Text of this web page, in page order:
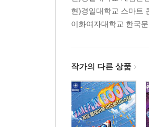
5부 외설/ 검열/ 탈주
손진원
TV 애니메이션 속 ‘일본색
송효정
현)경일대학교 스마트
이화여자대학교 한국
작가의 다른 상품